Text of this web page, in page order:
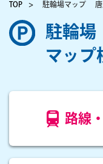
TOP 駐輪場マップ
駐輪場
マップ
路線